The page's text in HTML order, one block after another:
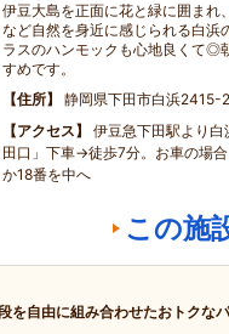
伊豆大島を正面に花と緑に囲まれ
など自然を身近に感じられる白浜
ラスのハンモックも心地良くて◎
すめです。
住所
静岡県下田市白浜2415-2
アクセス
伊豆急下田駅より
田口」下車→徒歩7分。お車の場
か18番を中へ
この施
を自由に組み合わせたおトクな